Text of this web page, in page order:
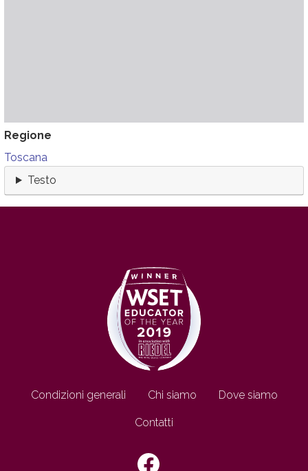
Regione
Toscana
Testo
Footer IT
Condizioni generali Chi siamo Dove siamo
Contatti